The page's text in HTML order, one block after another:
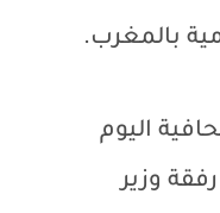
بالمغرب.
اليوم
وزير